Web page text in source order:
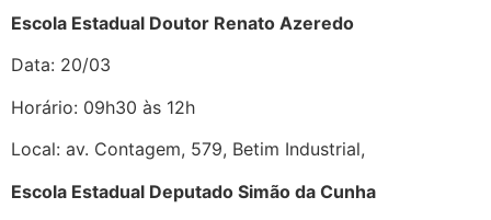
Escola Estadual Doutor Renato Azeredo
Data: 20/03
Horário: 09h30 às 12h
Local: av. Contagem, 579, Betim Industrial,
Escola Estadual Deputado Simão da Cunha